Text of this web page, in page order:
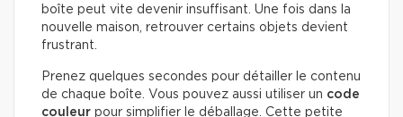
boîte peut vite devenir insuffisant. Une fois dans la
nouvelle maison, retrouver certains objets devient
frustrant.
Prenez quelques secondes pour détailler le contenu
de chaque boîte. Vous pouvez aussi utiliser un code
couleur pour simplifier le déballage. Cette petite